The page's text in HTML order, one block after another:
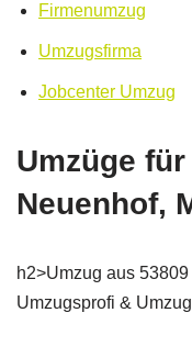
Firmenumzug
Umzugsfirma
Jobcenter Umzug
Umzüge
Neuenhof,
h2>Umzug aus
Umzugsprofi &